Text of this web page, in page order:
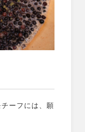
ーフには、願